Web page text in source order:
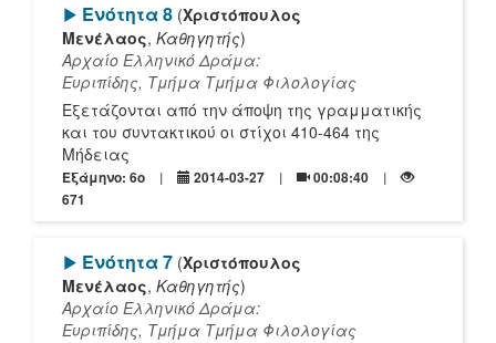
[Play]
Ενότητα 8 (Χριστόπουλος
Μενέλαος, Καθηγητής)
Αρχαίο Ελληνικό Δράμα:
Ευριπίδης, Τμήμα Τμήμα Φιλολογίας
Εξετάζονται από την άποψη της γραμματικής
και του συντακτικού οι στίχοι 410-464 της
Μήδειας
Εξάμηνο: 6o 2014-03-27
00:08:40
671
[Play]
Ενότητα 7 (Χριστόπουλος
Μενέλαος, Καθηγητής)
Αρχαίο Ελληνικό Δράμα:
Ευριπίδης, Τμήμα Τμήμα Φιλολογίας